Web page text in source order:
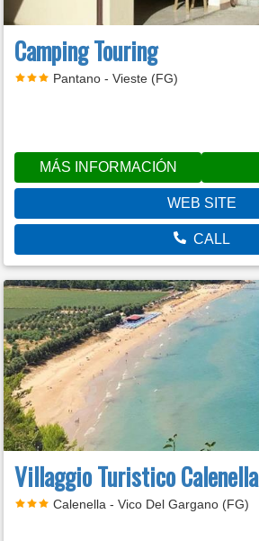
Camping Touring
Pantano - Vieste (FG)
MÁS INFORMACIÓN
WEB SITE
CALL
Villaggio Turistico Calenella
Calenella - Vico Del Gargano (FG)